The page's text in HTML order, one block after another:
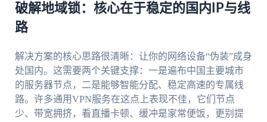
破解地域锁：核心在于稳定的国内IP与线
路
解决方案的核心思路很清晰：让你的网络设备“伪装”成身
处国内。这需要两个关键支撑：一是遍布中国主要城市
的服务器节点，二是能够智能分配、稳定高速的专属线
路。许多通用VPN服务在这点上表现不佳，它们节点
少、带宽拥挤，看直播卡顿、缓冲是家常便饭，更别提